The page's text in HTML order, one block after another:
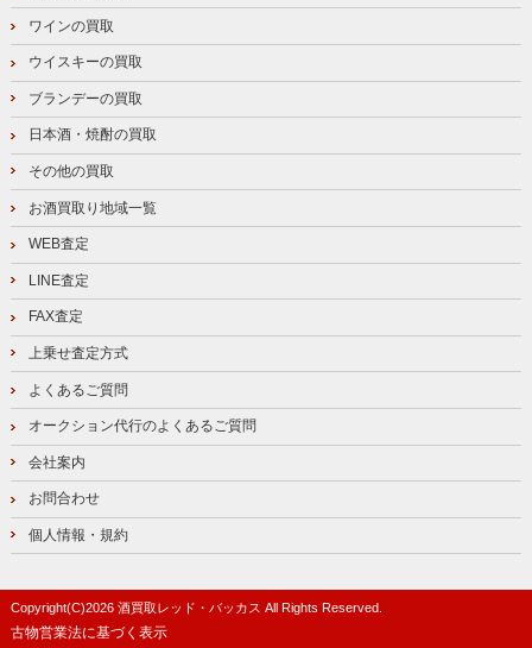
ワインの買取
ウイスキーの買取
ブランデーの買取
日本酒・焼酎の買取
その他の買取
お酒買取り地域一覧
WEB査定
LINE査定
FAX査定
上乗せ査定方式
よくあるご質問
オークション代行のよくあるご質問
会社案内
お問合わせ
個人情報・規約
Copyright(C)2026 酒買取レッド・バッカス All Rights Reserved.
古物営業法に基づく表示